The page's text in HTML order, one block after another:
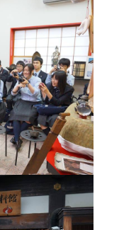
ップ
Google map